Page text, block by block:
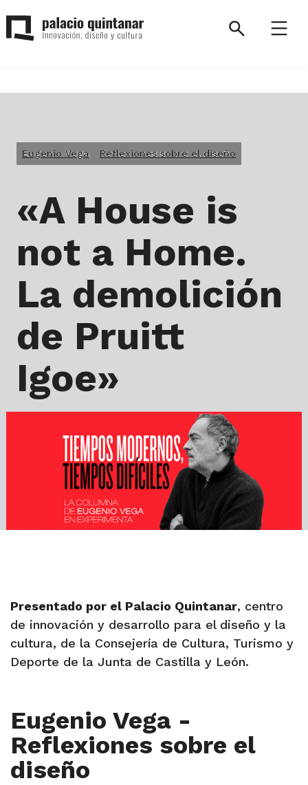
contenido
página
SearchMenú
Eugenio Vega Reflexiones sobre el diseño
«A House is
not a Home.
La demolición
de Pruitt
Igoe»
Presentado por el Palacio Quintanar, centro
de innovación y desarrollo para el diseño y la
cultura, de la Consejería de Cultura, Turismo y
Deporte de la Junta de Castilla y León.
Eugenio Vega -
Reflexiones sobre el
diseño